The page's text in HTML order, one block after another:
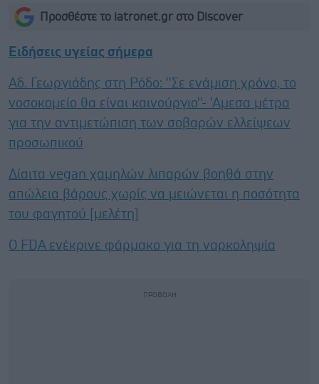
Προσθέστε το iatronet.gr στο Discover
Ειδήσεις υγείας σήμερα
Αδ. Γεωργιάδης στη Ρόδο: ''Σε ενάμιση χρόνο, το
νοσοκομείο θα είναι καινούργιο''- 'Αμεσα μέτρα
για την αντιμετώπιση των σοβαρών ελλείψεων
προσωπικού
Δίαιτα vegan χαμηλών λιπαρών βοηθά στην
απώλεια βάρους χωρίς να μειώνεται η ποσότητα
του φαγητού [μελέτη]
Ο FDA ενέκρινε φάρμακο για τη ναρκοληψία